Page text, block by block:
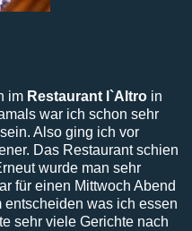
im Restaurant l`Altro in
war ich schon sehr
Also ging ich vor
Das Restaurant schien
wurde man sehr
für einen Mittwoch Abend
entscheiden was ich essen
sehr viele Gerichte nach